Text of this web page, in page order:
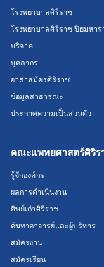
โรงพยาบาลศิริราช
โรงพยาบาลศิริราช ปิยมหา
บริจาค
บุคลากร
อาสาสมัครศิริราช
ข้อมูลสาธารณะ
ประกาศความเป็นส่วนตัว
คณะแพทยศาสตร์ศิริร
รู้จักองค์กร
ผลการดำเนินงาน
ศิษย์เก่าศิริราช
ค้นหาอาจารย์และผู้บริหาร
สมัครงาน
สมัครเรียน